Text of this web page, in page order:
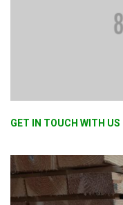
GET IN TOUCH WITH US